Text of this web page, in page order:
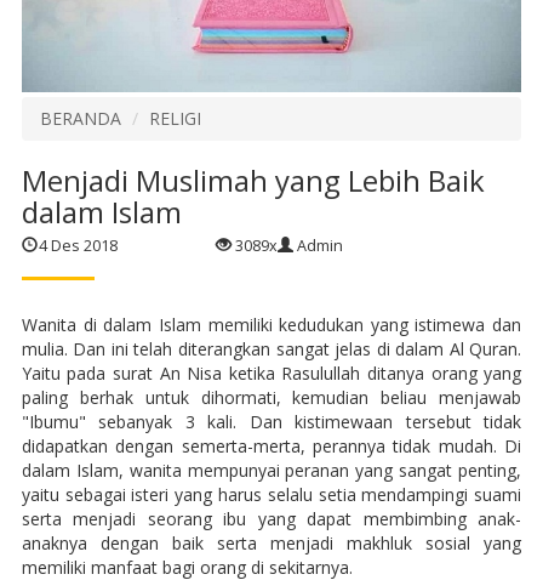
BERANDA RELIGI
Menjadi Muslimah yang Lebih Baik
dalam Islam
4 Des 2018 3089x Admin
Wanita di dalam Islam memiliki kedudukan yang istimewa dan
mulia. Dan ini telah diterangkan sangat jelas di dalam Al Quran.
Yaitu pada surat An Nisa ketika Rasulullah ditanya orang yang
paling berhak untuk dihormati, kemudian beliau menjawab
"Ibumu" sebanyak 3 kali. Dan kistimewaan tersebut tidak
didapatkan dengan semerta-merta, perannya tidak mudah. Di
dalam Islam, wanita mempunyai peranan yang sangat penting,
yaitu sebagai isteri yang harus selalu setia mendampingi suami
serta menjadi seorang ibu yang dapat membimbing anak-
anaknya dengan baik serta menjadi makhluk sosial yang
memiliki manfaat bagi orang di sekitarnya.